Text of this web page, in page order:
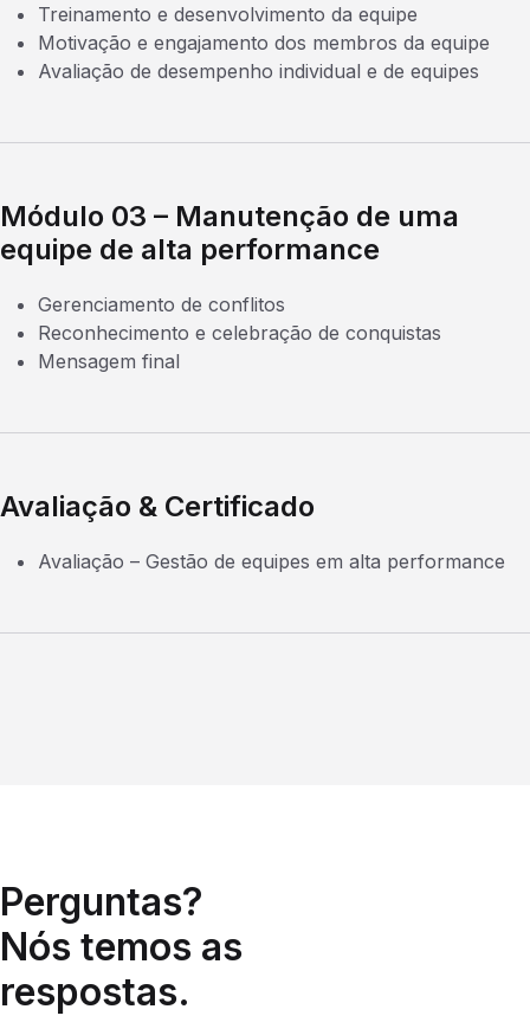
Treinamento e desenvolvimento da equipe
Motivação e engajamento dos membros da equipe
Avaliação de desempenho individual e de equipes
Módulo 03 – Manutenção de uma
equipe de alta performance
Gerenciamento de conflitos
Reconhecimento e celebração de conquistas
Mensagem final
Avaliação & Certificado
Avaliação – Gestão de equipes em alta performance
Perguntas?
Nós temos as
respostas.